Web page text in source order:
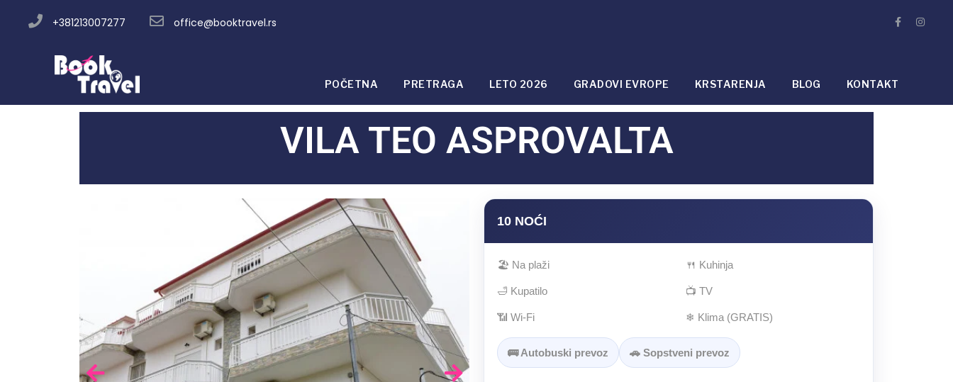
+381213007277 office@booktravel.rs
POČETNA PRETRAGA LETO 2026 GRADOVI EVROPE KRSTARENJA BLOG KONTAKT
VILA TEO ASPROVALTA
10 NOĆI
🏖 Na plaži 🍴 Kuhinja
🛁 Kupatilo 📺 TV
📶 Wi-Fi ❄ Klima (GRATIS)
🚌 Autobuski prevoz 🚗 Sopstveni prevoz